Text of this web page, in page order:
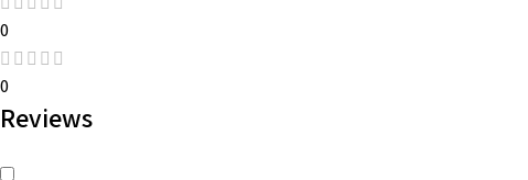
0
0
Reviews